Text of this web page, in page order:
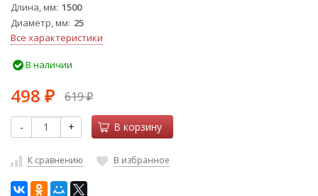
Длина, мм 1500
Диаметр, мм 25
Все характеристики
В наличии
498 ₽ 619₽
- + В корзину
К сравнению В избранное